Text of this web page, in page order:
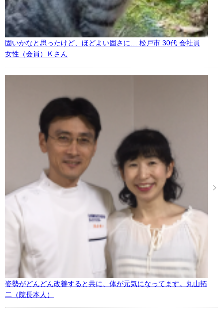
固いかなと思ったけど、ほどよい固さに… 松戸市 30代 会社員
女性（会員）Ｋさん
姿勢がどんどん改善すると共に、体が元気になってます。丸山拓
二（院長本人）